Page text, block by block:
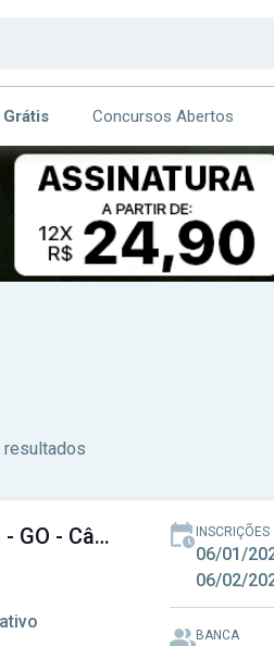
Concursos Abertos
resultados
Câmara de Goiânia - GO - Câmara Municipal de Goiânia - GO INSCRIÇÕES
06/01/
06/02/
BANCA